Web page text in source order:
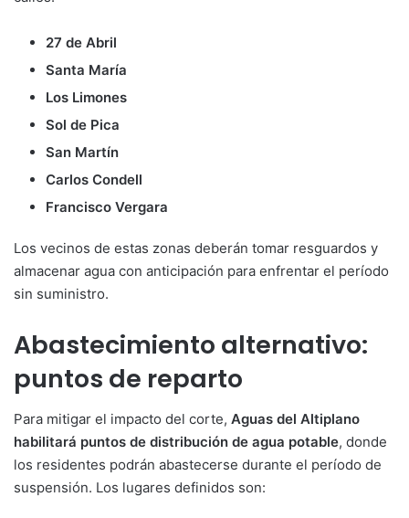
27 de Abril
Santa María
Los Limones
Sol de Pica
San Martín
Carlos Condell
Francisco Vergara
Los vecinos de estas zonas deberán tomar resguardos y
almacenar agua con anticipación para enfrentar el período
sin suministro.
Abastecimiento alternativo:
puntos de reparto
Para mitigar el impacto del corte, Aguas del Altiplano
habilitará puntos de distribución de agua potable, donde
los residentes podrán abastecerse durante el período de
suspensión. Los lugares definidos son: